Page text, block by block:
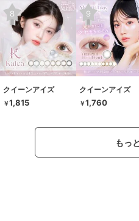
クイーンアイズ
￥1,815
クイーンアイズ
￥1,760
もっ